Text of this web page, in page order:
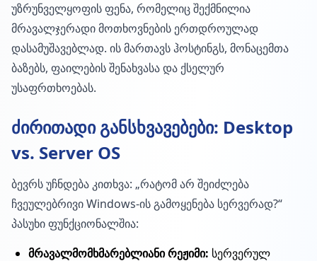
უზრუნველყოფის ფენა, რომელიც შექმნილია
მრავალჯერადი მოთხოვნების ერთდროულად
დასამუშავებლად. ის მართავს ჰოსტინგს, მონაცემთა
ბაზებს, ფაილების შენახვასა და ქსელურ
უსაფრთხოებას.
ძირითადი განსხვავებები: Desktop
vs. Server OS
ბევრს უჩნდება კითხვა: „რატომ არ შეიძლება
ჩვეულებრივი Windows-ის გამოყენება სერვერად?“
პასუხი ფუნქციონალშია:
მრავალმომხმარებლიანი რეჟიმი: სერვერულ